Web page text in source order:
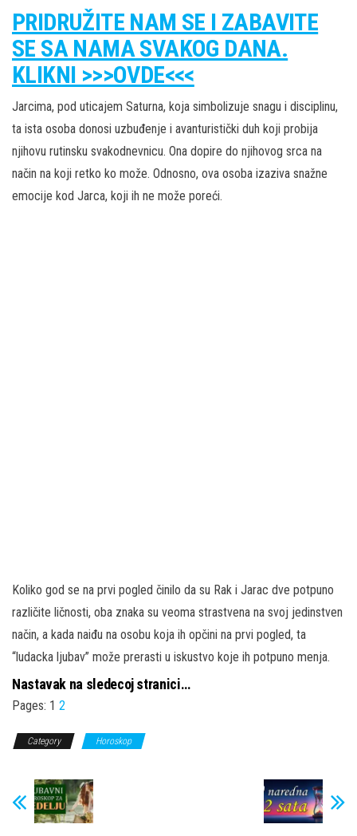
PRIDRUŽITE NAM SE I ZABAVITE
SE SA NAMA SVAKOG DANA.
KLIKNI >>>OVDE<<<
Jarcima, pod uticajem Saturna, koja simbolizuje snagu i disciplinu,
ta ista osoba donosi uzbuđenje i avanturistički duh koji probija
njihovu rutinsku svakodnevnicu. Ona dopire do njihovog srca na
način na koji retko ko može. Odnosno, ova osoba izaziva snažne
emocije kod Jarca, koji ih ne može poreći.
Koliko god se na prvi pogled činilo da su Rak i Jarac dve potpuno
različite ličnosti, oba znaka su veoma strastvena na svoj jedinstven
način, a kada naiđu na osobu koja ih opčini na prvi pogled, ta
“ludacka ljubav” može prerasti u iskustvo koje ih potpuno menja.
Nastavak na sledecoj stranici…
Pages: 1 2
Category Horoskop